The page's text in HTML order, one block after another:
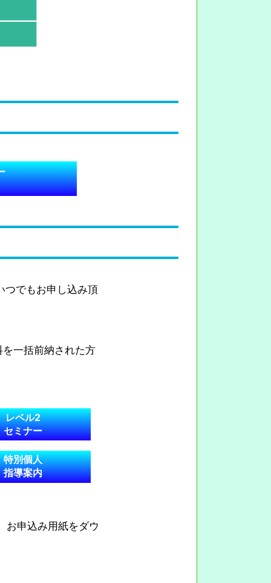
つでもお申し込み頂
一括前納された方
レベル2
セミナー
特別個人
指導案内
お申込み用紙をダウ